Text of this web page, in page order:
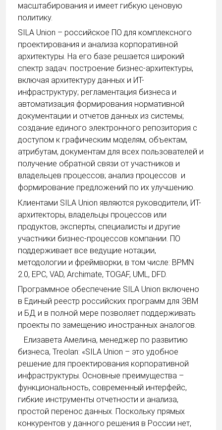
масштабирования и имеет гибкую ценовую
политику.
SILA Union – российское ПО для комплексного
проектирования и анализа корпоративной
архитектуры. На его базе решается широкий
спектр задач: построение бизнес-архитектуры,
включая архитектуру данных и ИТ-
инфраструктуру; регламентация бизнеса и
автоматизация формирования нормативной
документации и отчетов данных из системы;
создание единого электронного репозитория с
доступом к графическим моделям, объектам,
атрибутам, документам для всех пользователей и
получение обратной связи от участников и
владельцев процессов; анализ процессов и
формирование предложений по их улучшению.
Клиентами SILA Union являются руководители, ИТ-
архитекторы, владельцы процессов или
продуктов, эксперты, специалисты и другие
участники бизнес-процессов компании. ПО
поддерживает все ведущие нотации,
методологии и фреймворки, в том числе: BPMN
2.0, EPC, VAD, Archimate, TOGAF, UML, DFD.
Программное обеспечение SILA Union включено
в Единый реестр российских программ для ЭВМ
и БД и в полной мере позволяет поддерживать
проекты по замещению иностранных аналогов.
Елизавета Амелина, менеджер по развитию
бизнеса, Treolan: «SILA Union – это удобное
решение для проектирования корпоративной
инфраструктуры. Основные преимущества –
функциональность, современный интерфейс,
гибкие инструменты отчетности и анализа,
простой перенос данных. Поскольку прямых
конкурентов у данного решения в России нет,